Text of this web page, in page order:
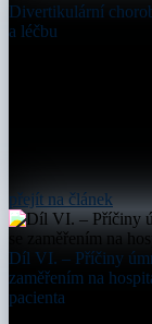
Divertikulární
a léčbu
přejít na článek
Díl VI. – Příčiny
zaměřením na
pacienta